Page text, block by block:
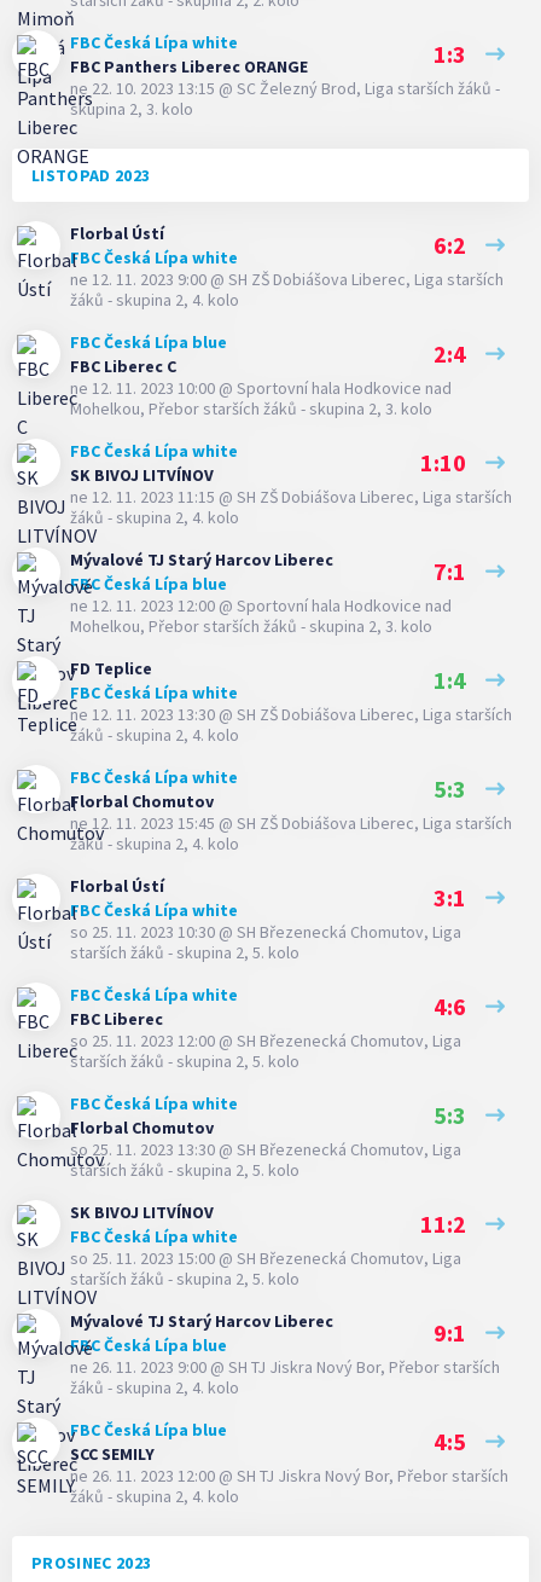
FBC Česká Lípa white
FBC Panthers Liberec ORANGE
1:3
ne 22. 10. 2023 13:15 @ SC Železný Brod, Liga starších žáků -
skupina 2, 3. kolo
LISTOPAD 2023
Florbal Ústí
FBC Česká Lípa white
6:2
ne 12. 11. 2023 9:00 @ SH ZŠ Dobiášova Liberec, Liga starších
žáků - skupina 2, 4. kolo
FBC Česká Lípa blue
FBC Liberec C
2:4
ne 12. 11. 2023 10:00 @ Sportovní hala Hodkovice nad
Mohelkou, Přebor starších žáků - skupina 2, 3. kolo
FBC Česká Lípa white
SK BIVOJ LITVÍNOV
1:10
ne 12. 11. 2023 11:15 @ SH ZŠ Dobiášova Liberec, Liga starších
žáků - skupina 2, 4. kolo
Mývalové TJ Starý Harcov Liberec
FBC Česká Lípa blue
7:1
ne 12. 11. 2023 12:00 @ Sportovní hala Hodkovice nad
Mohelkou, Přebor starších žáků - skupina 2, 3. kolo
FD Teplice
FBC Česká Lípa white
1:4
ne 12. 11. 2023 13:30 @ SH ZŠ Dobiášova Liberec, Liga starších
žáků - skupina 2, 4. kolo
FBC Česká Lípa white
Florbal Chomutov
5:3
ne 12. 11. 2023 15:45 @ SH ZŠ Dobiášova Liberec, Liga starších
žáků - skupina 2, 4. kolo
Florbal Ústí
FBC Česká Lípa white
3:1
so 25. 11. 2023 10:30 @ SH Březenecká Chomutov, Liga
starších žáků - skupina 2, 5. kolo
FBC Česká Lípa white
FBC Liberec
4:6
so 25. 11. 2023 12:00 @ SH Březenecká Chomutov, Liga
starších žáků - skupina 2, 5. kolo
FBC Česká Lípa white
Florbal Chomutov
5:3
so 25. 11. 2023 13:30 @ SH Březenecká Chomutov, Liga
starších žáků - skupina 2, 5. kolo
SK BIVOJ LITVÍNOV
FBC Česká Lípa white
11:2
so 25. 11. 2023 15:00 @ SH Březenecká Chomutov, Liga
starších žáků - skupina 2, 5. kolo
Mývalové TJ Starý Harcov Liberec
FBC Česká Lípa blue
9:1
ne 26. 11. 2023 9:00 @ SH TJ Jiskra Nový Bor, Přebor starších
žáků - skupina 2, 4. kolo
FBC Česká Lípa blue
SCC SEMILY
4:5
ne 26. 11. 2023 12:00 @ SH TJ Jiskra Nový Bor, Přebor starších
žáků - skupina 2, 4. kolo
PROSINEC 2023